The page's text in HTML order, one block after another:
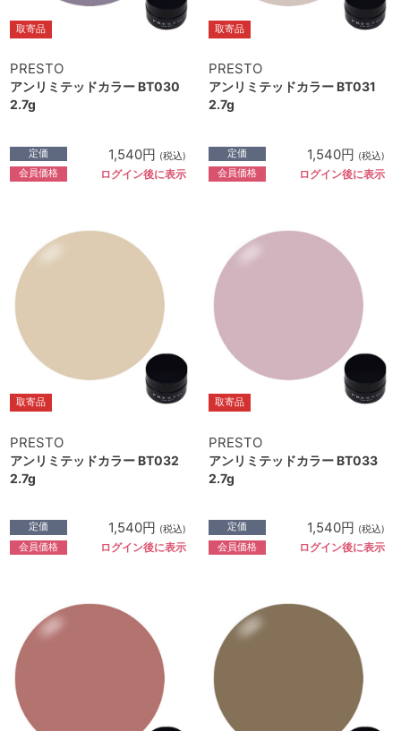
取寄品
PRESTO
アンリミテッドカラー BT030
2.7g
定価 1,540円 (税込)
会員価格 ログイン後に表示
取寄品
PRESTO
アンリミテッドカラー BT031
2.7g
定価 1,540円 (税込)
会員価格 ログイン後に表示
取寄品
PRESTO
アンリミテッドカラー BT032
2.7g
定価 1,540円 (税込)
会員価格 ログイン後に表示
取寄品
PRESTO
アンリミテッドカラー BT033
2.7g
定価 1,540円 (税込)
会員価格 ログイン後に表示